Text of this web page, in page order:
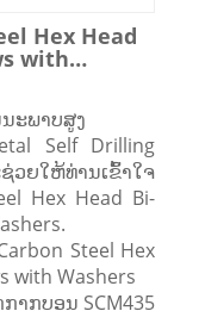
Hex Head
with
ະພາບສູງ
Self Drilling
ວຍໃຫ້ທ່ານເຂົ້າໃຈ
Hex Head Bi-
Steel Hex
with Washers
າກບອນ SCM435